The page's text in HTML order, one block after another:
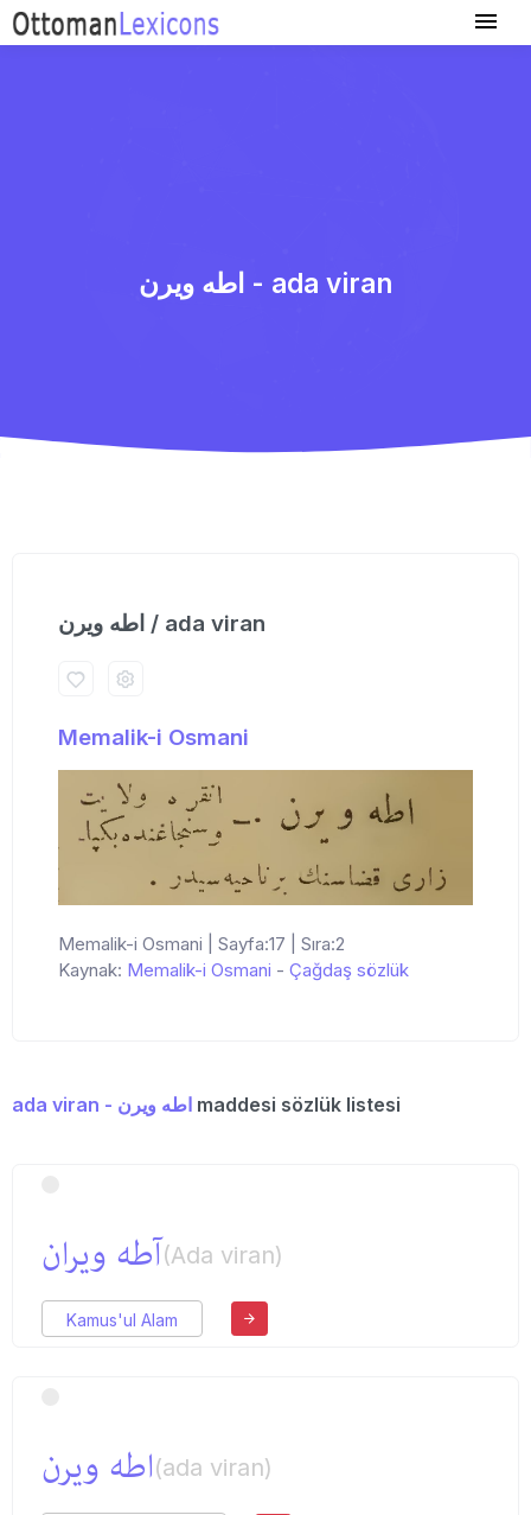
اطه ویرن - ada viran
اطه ویرن / ada viran
Memalik-i Osmani
Memalik-i Osmani | Sayfa:17 | Sıra:2
Kaynak: Memalik-i Osmani - Çağdaş sözlük
ada viran - اطه ویرن maddesi sözlük listesi
آطه ویران(Ada viran)
Kamus'ul Alam
اطه ویرن(ada viran)